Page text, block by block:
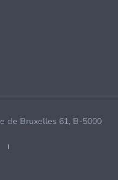
de Bruxelles 61, B-5000